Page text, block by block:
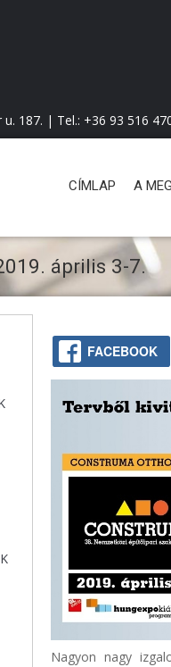
187. | Tel.: +36 93 516
F
m
e
n
ü
CÍMLAP A
április 3-7.
FACEBOOK
Nagyon nagy